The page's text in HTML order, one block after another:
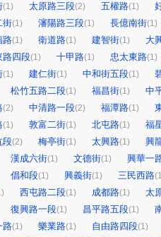
(1) 太原路三段(2) 五權路(1)
街(1) 瀋陽路三段(1) 長億南街(1)
路(1) 衛道路(1) 建智街(1)
大
路四段(1) 十甲路(1) 忠太東路(1)
(1) 建仁街(1) 中和街五段(1)
松竹五路二段(1) 福昌街(1)
中
(2) 中清路一段(2) 福潭路(1)
(1) 敦富二街(1) 北屯路(1)
福
段(2) 梅亭街(1) 太興路(1)
興
漢成六街(1) 文德街(1)
興華一
倡和段(1) 興義街(1) 三民西路
西屯路二段(1) 成都路(1)
太
復興路一段(1) 昌平路五段(1)
路(1) 樂業路(1) 自由路四段(1)